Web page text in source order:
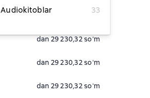
Audiokitoblar
33
dan 29 230,32 soʻm
dan 29 230,32 soʻm
dan 29 230,32 soʻm
dan 29 230,32 soʻm